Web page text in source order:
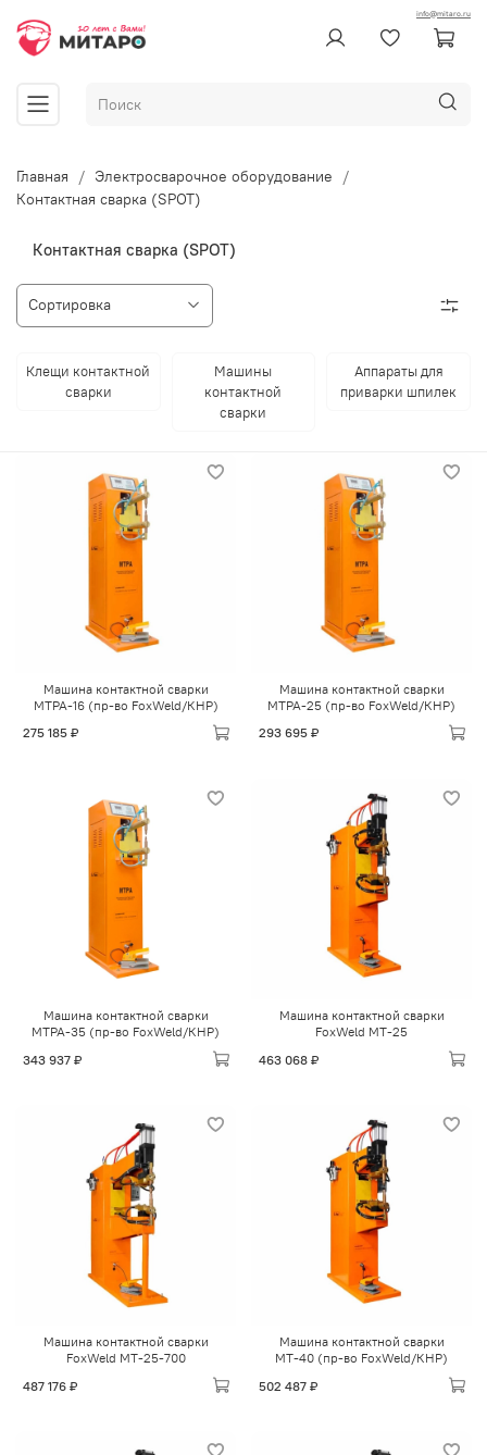
info@mitaro.ru
Главная
Электросварочное оборудование
Контактная сварка (SPOT)
Контактная сварка (SPOT)
Клещи контактной
сварки
Машины
контактной
сварки
Аппараты для
приварки шпилек
Машина контактной сварки
МТРА-16 (пр-во FoxWeld/КНР)
275 185 ₽
Машина контактной сварки
МТРА-25 (пр-во FoxWeld/КНР)
293 695 ₽
Машина контактной сварки
МТРА-35 (пр-во FoxWeld/КНР)
343 937 ₽
Машина контактной сварки
FoxWeld МТ-25
463 068 ₽
Машина контактной сварки
FoxWeld МТ-25-700
487 176 ₽
Машина контактной сварки
МТ-40 (пр-во FoxWeld/КНР)
502 487 ₽